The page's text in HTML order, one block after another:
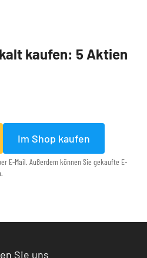
kaufen: 5 Aktien
Im Shop kaufen
E-Mail. Außerdem können Sie gekaufte E-
Sie uns